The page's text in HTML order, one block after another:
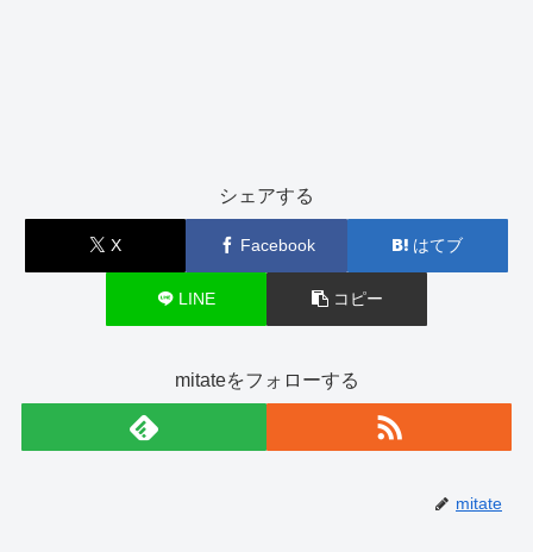
シェアする
X Facebook はてブ
LINE コピー
mitateをフォローする
mitate